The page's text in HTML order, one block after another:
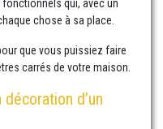
fonctionnels qui, avec un
chose à sa place.
que vous puissiez faire
carrés de votre maison.
d’un